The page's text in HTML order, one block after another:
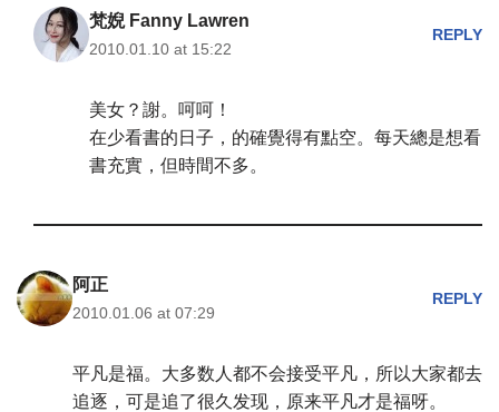
梵婗 Fanny Lawren
2010.01.10 at 15:22
REPLY
美女？謝。呵呵！
在少看書的日子，的確覺得有點空。每天總是想看
書充實，但時間不多。
阿正
2010.01.06 at 07:29
REPLY
平凡是福。大多数人都不会接受平凡，所以大家都去
追逐，可是追了很久发现，原来平凡才是福呀。